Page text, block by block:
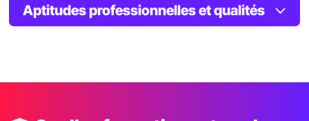
Aptitudes professionnelles et qualités